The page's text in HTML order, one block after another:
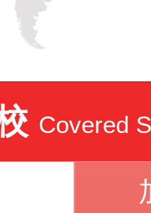
Covered